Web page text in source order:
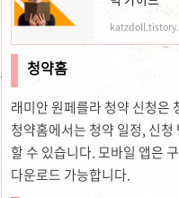
청약홈
래미안 원페를라 청약 신청은
청약홈에서는 청약 일정, 신
할 수 있습니다. 모바일 앱은
다운로드 가능합니다.